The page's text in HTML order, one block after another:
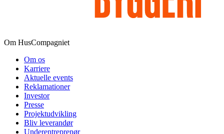
Om HusCompagniet
Om os
Karriere
Aktuelle events
Reklamationer
Investor
Presse
Projektudvikling
Bliv leverandør
Underentreprenør